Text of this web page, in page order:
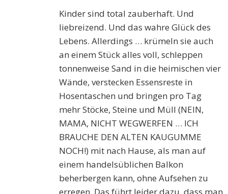
Kinder sind total zauberhaft. Und
liebreizend. Und das wahre Glück des
Lebens. Allerdings … krümeln sie auch
an einem Stück alles voll, schleppen
tonnenweise Sand in die heimischen vier
Wände, verstecken Essensreste in
Hosentaschen und bringen pro Tag
mehr Stöcke, Steine und Müll (NEIN,
MAMA, NICHT WEGWERFEN … ICH
BRAUCHE DEN ALTEN KAUGUMME
NOCH!) mit nach Hause, als man auf
einem handelsüblichen Balkon
beherbergen kann, ohne Aufsehen zu